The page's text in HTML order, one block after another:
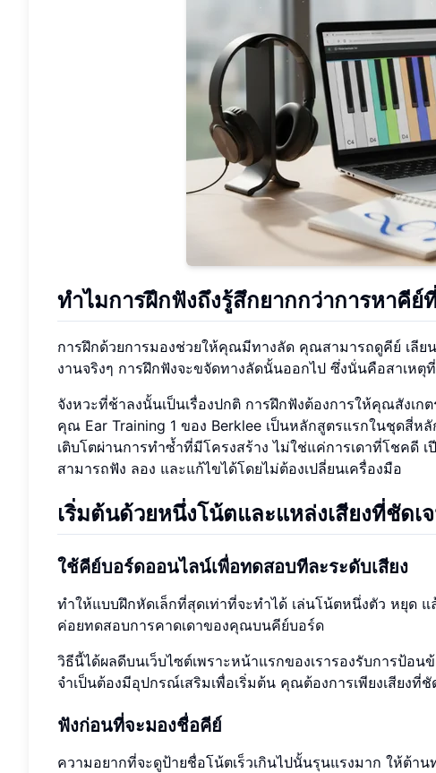
ทำไมการฝึกฟังถึงรู้สึกยากกว่าการหาคีย์
การฝึกด้วยการมองช่วยให้คุณมีทางลัด คุณสามารถดูคีย์ เลี
งานจริงๆ การฝึกฟังจะขจัดทางลัดนั้นออกไป ซึ่งนั่นคือสาเหตุ
จังหวะที่ช้าลงนั้นเป็นเรื่องปกติ การฝึกฟังต้องการให้คุณสังเก
คุณ Ear Training 1 ของ Berklee เป็นหลักสูตรแรกในชุดสี่ห
เติบโตผ่านการทำซ้ำที่มีโครงสร้าง ไม่ใช่แค่การเดาที่โชคดี
สามารถฟัง ลอง และแก้ไขได้โดยไม่ต้องเปลี่ยนเครื่องมือ
เริ่มต้นด้วยหนึ่งโน้ตและแหล่งเสียงที่ชัดเ
ใช้คีย์บอร์ดออนไลน์เพื่อทดสอบทีละระดับเสียง
ทำให้แบบฝึกหัดเล็กที่สุดเท่าที่จะทำได้ เล่นโน้ตหนึ่งตัว หยุด
ค่อยทดสอบการคาดเดาของคุณบนคีย์บอร์ด
วิธีนี้ได้ผลดีบนเว็บไซต์เพราะหน้าแรกของเรารองรับการป้อ
จำเป็นต้องมีอุปกรณ์เสริมเพื่อเริ่มต้น คุณต้องการเพียงเสียงที่
ฟังก่อนที่จะมองชื่อคีย์
ความอยากที่จะดูป้ายชื่อโน้ตเร็วเกินไปนั้นรุนแรงมาก ให้ต้า